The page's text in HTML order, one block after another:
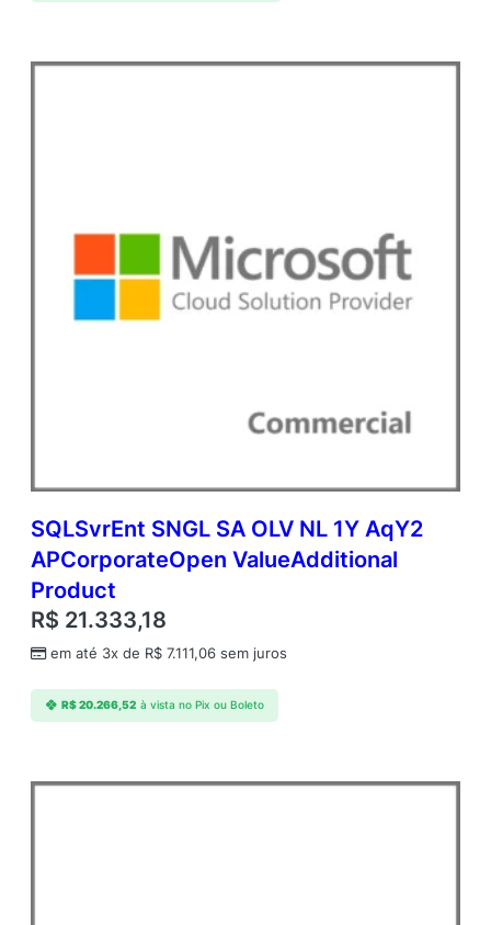
SQLSvrEnt SNGL SA OLV NL 1Y AqY2
APCorporateOpen ValueAdditional
Product
R$ 21.333,18
em até 3x de R$ 7.111,06 sem juros
R$20.266,52 à vista no Pix ou Boleto